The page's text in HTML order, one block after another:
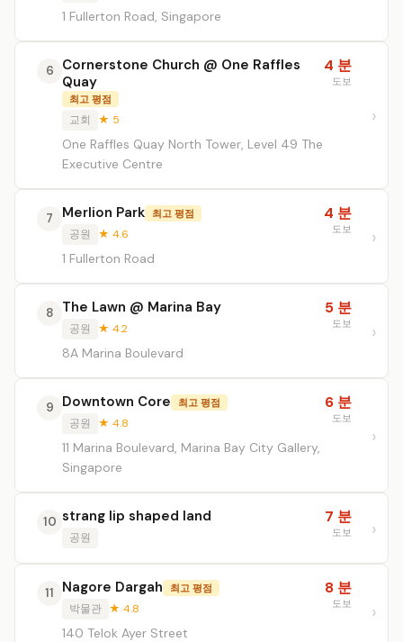
1 Fullerton Road, Singapore
6
Cornerstone Church @ One Raffles
Quay
최고 평점
교회 ★ 5
One Raffles Quay North Tower, Level 49 The
Executive Centre
4 분
도보
7 Merlion Park 최고 평점
공원 ★ 4.6
1 Fullerton Road
4 분
도보
8 The Lawn @ Marina Bay
공원 ★ 4.2
8A Marina Boulevard
5 분
도보
9 Downtown Core 최고 평점
공원 ★ 4.8
11 Marina Boulevard, Marina Bay City Gallery,
Singapore
6 분
도보
10 strang lip shaped land
공원
7 분
도보
11 Nagore Dargah 최고 평점
박물관 ★ 4.8
140 Telok Ayer Street
8 분
도보